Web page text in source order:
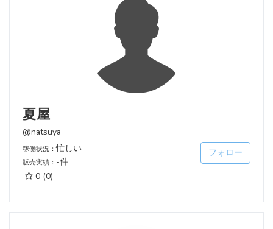
夏屋
@natsuya
稼働状況：忙しい
販売実績： -件
0 (0)
フォロー